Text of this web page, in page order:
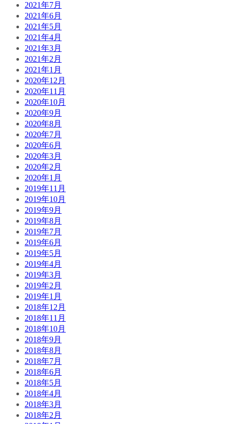
2021年7月
2021年6月
2021年5月
2021年4月
2021年3月
2021年2月
2021年1月
2020年12月
2020年11月
2020年10月
2020年9月
2020年8月
2020年7月
2020年6月
2020年3月
2020年2月
2020年1月
2019年11月
2019年10月
2019年9月
2019年8月
2019年7月
2019年6月
2019年5月
2019年4月
2019年3月
2019年2月
2019年1月
2018年12月
2018年11月
2018年10月
2018年9月
2018年8月
2018年7月
2018年6月
2018年5月
2018年4月
2018年3月
2018年2月